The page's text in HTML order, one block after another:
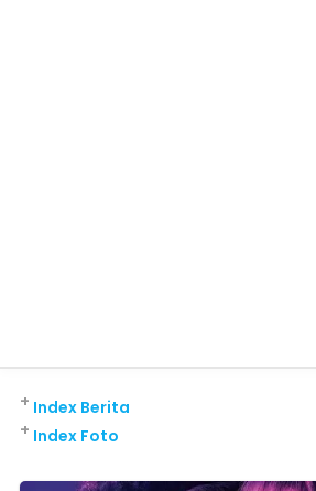
Index Berita
+
Index Foto
+